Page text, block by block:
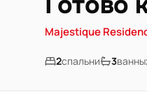
Majestique
2спальни 3